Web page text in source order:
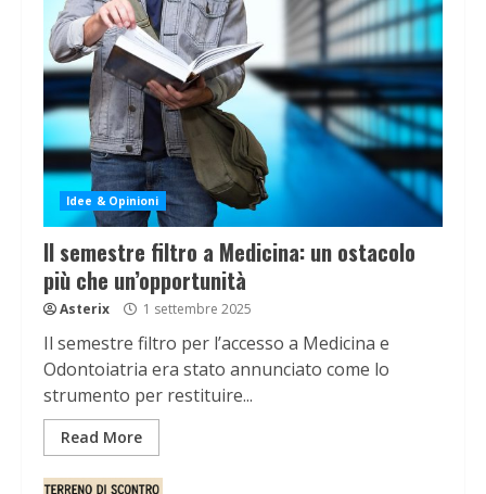
Idee & Opinioni
Il semestre filtro a Medicina: un ostacolo
più che un’opportunità
Asterix 1 settembre 2025
Il semestre filtro per l’accesso a Medicina e
Odontoiatria era stato annunciato come lo
strumento per restituire...
Read More